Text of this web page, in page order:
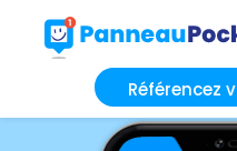
Référencez